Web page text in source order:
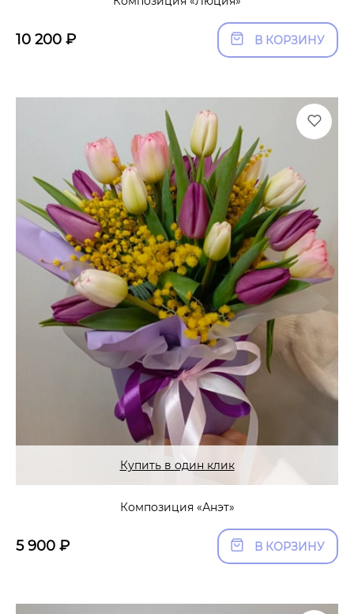
10 200 ₽ В КОРЗИНУ
Купить в один клик
Композиция «Анэт»
5 900 ₽ В КОРЗИНУ